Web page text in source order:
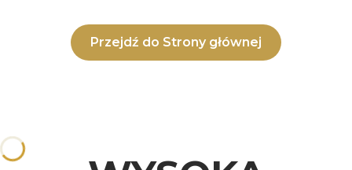
Przejdź do Strony głównej